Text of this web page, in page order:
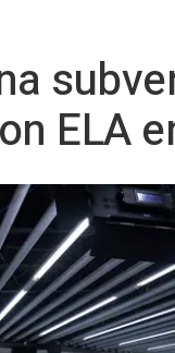
ELA